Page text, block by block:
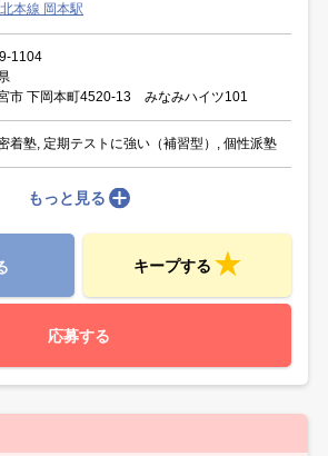
本線 岡本駅
1104
市 下岡本町4520-13 みなみハイツ101
着塾, 定期テストに強い（補習型）, 個性派塾
もっと見る
キープする
応募する